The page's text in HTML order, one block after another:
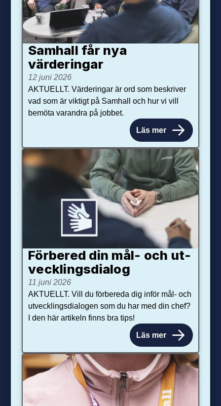
Samhall får nya
värdering­ar
12 juni 2026
AKTUELLT. Värderingar är ord som beskriver
vad som är viktigt på Samhall och hur vi vill
bemöta varandra på jobbet.
Läs mer
Förbered din mål- och ut­
veck­lings­dialog
11 juni 2026
AKTUELLT. Vill du förbereda dig inför mål- och
utvecklingsdialogen som du har med din chef?
I den här artikeln finns bra tips!
Läs mer